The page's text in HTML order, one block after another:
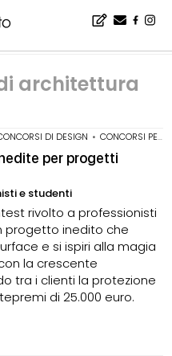
architettura
DI DESIGN • CONCORSI PER STUDENTI
per progetti
e studenti
rivolto a professionisti
progetto inedito che
e si ispiri alla magia
la crescente
tra i clienti la protezione
di 25.000 euro.